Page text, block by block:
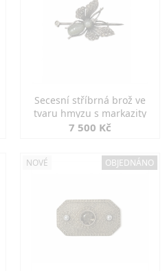
Secesní stříbrná brož ve
tvaru hmyzu s markazity
7 500 Kč
NOVÉ OBJEDNÁNO